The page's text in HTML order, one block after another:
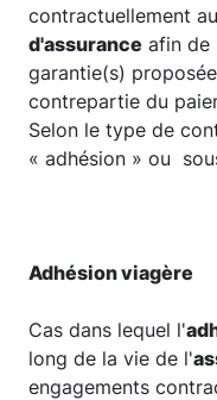
contractuellement
d'assurance afin de
garantie(s)
contrepartie du
Selon le type de
« adhésion » ou
Adhésion viagère
Cas dans lequel l'
long de la vie de l'
engagements